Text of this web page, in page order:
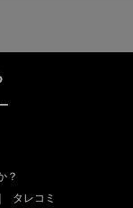
？
タレコミ